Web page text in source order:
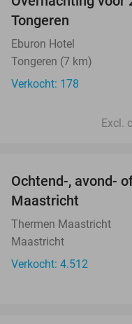
Tongeren
Eburon Hotel
Tongeren (7 km)
Verkocht: 178
Excl.
Ochtend-, avond-
Maastricht
Thermen Maastricht
Maastricht
Verkocht: 4.512